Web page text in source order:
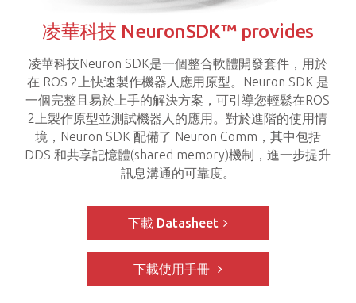
凌華科技 NeuronSDK™ provides
凌華科技Neuron SDK是一個整合軟體開發套件，用於
在 ROS 2上快速製作機器人應用原型。Neuron SDK 是
一個完整且易於上手的解決方案，可引導您輕鬆在ROS
2上製作原型並測試機器人的應用。對於進階的使用情
境，Neuron SDK 配備了 Neuron Comm，其中包括
DDS 和共享記憶體(shared memory)機制，進一步提升
訊息溝通的可靠度。
下載 Datasheet
下載使用手冊